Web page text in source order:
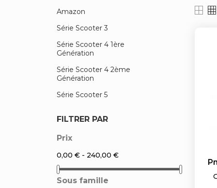
Amazon
Série Scooter 3
Série Scooter 4 1ère
Génération
Série Scooter 4 2ème
Génération
Série Scooter 5
FILTRER PAR
Prix
0,00 € - 240,00 €
Sous famille